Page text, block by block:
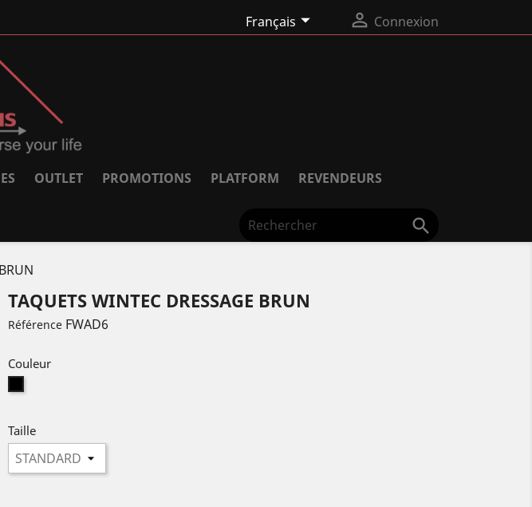
Français  Connexion
OUTLET PROMOTIONS PLATFORM REVENDEURS

TAQUETS WINTEC DRESSAGE BRUN
Référence FWAD6
Couleur
Taille